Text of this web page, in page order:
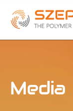
Media